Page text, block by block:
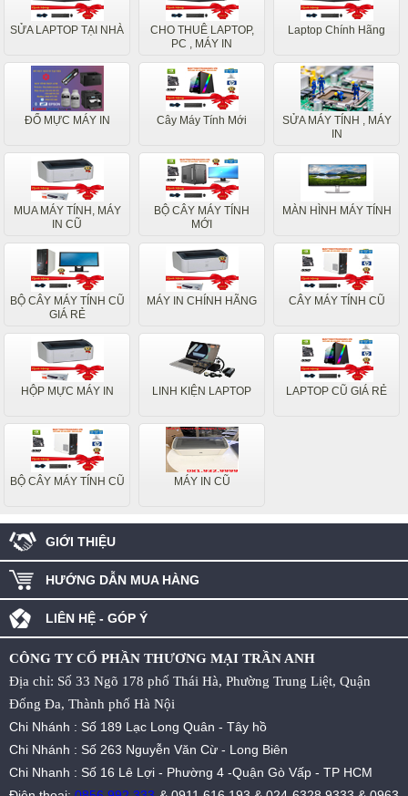
SỬA LAPTOP TẠI NHÀ
CHO THUÊ LAPTOP,
PC , MÁY IN
Laptop Chính Hãng
ĐỔ MỰC MÁY IN Cây Máy Tính Mới
SỬA MÁY TÍNH , MÁY
IN
MUA MÁY TÍNH, MÁY
IN CŨ
BỘ CÂY MÁY TÍNH
MỚI
MÀN HÌNH MÁY TÍNH
BỘ CÂY MÁY TÍNH CŨ
GIÁ RẺ
MÁY IN CHÍNH HÃNG CÂY MÁY TÍNH CŨ
HỘP MỰC MÁY IN LINH KIỆN LAPTOP LAPTOP CŨ GIÁ RẺ
BỘ CÂY MÁY TÍNH CŨ MÁY IN CŨ
GIỚI THIỆU
HƯỚNG DẪN MUA HÀNG
LIÊN HỆ - GÓP Ý
CÔNG TY CỔ PHẦN THƯƠNG MẠI TRẦN ANH
Địa chỉ: Số 33 Ngõ 178 phố Thái Hà, Phường Trung Liệt, Quận
Đống Đa, Thành phố Hà Nội
Chi Nhánh : Số 189 Lạc Long Quân - Tây hồ
Chi Nhánh : Số 263 Nguyễn Văn Cừ - Long Biên
Chi Nhanh : Số 16 Lê Lợi - Phường 4 -Quận Gò Vấp - TP HCM